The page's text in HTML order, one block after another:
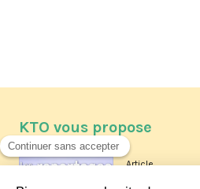
KTO vous propose
Article
Les